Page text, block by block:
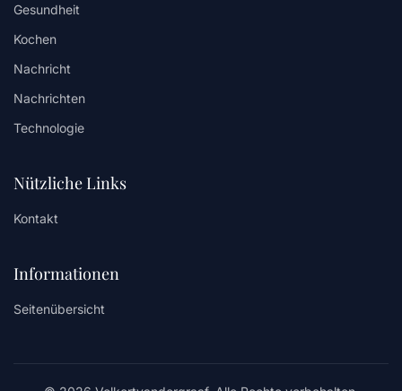
Gesundheit
Kochen
Nachricht
Nachrichten
Technologie
Nützliche Links
Kontakt
Informationen
Seitenübersicht